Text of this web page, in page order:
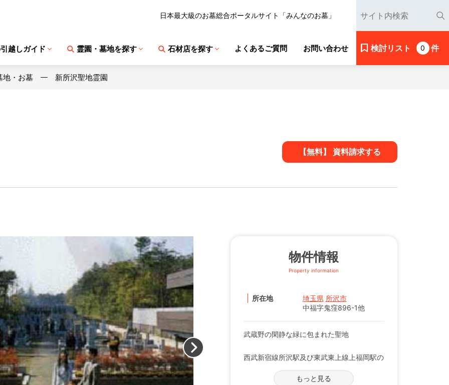
日本最大級のお墓総合ポータルサイト「みんなのお墓」
越しガイド 霊園・墓地を探す 石材店を探す よくあるご質問 お問い合わせ 検討リスト 0 件
地・お墓 新所沢聖地霊園
【無料】 資料請求する
物件情報
Property information
所在地 埼玉県 所沢市
中福字鬼窪896-1他
武蔵野の閑静な緑に包まれた聖地
西武新宿線所沢駅及び東武東上線上福岡駅の
両駅からバス・車とも約10分の距離に位置
し、西武線沿線・東上線沿線両方から大変交
もっと見る